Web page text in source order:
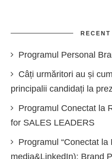
RECENT
Programul Personal
Câți urmăritori au și
principalii candidați la
Programul Conectat la
for SALES LEADERS
Programul “Conectat la
media&LinkedIn): Brand